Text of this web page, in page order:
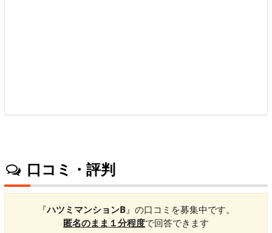
口コミ・評判
『ハツミマンションB』の口コミを募集中です。
匿名のまま１分程度で回答できます